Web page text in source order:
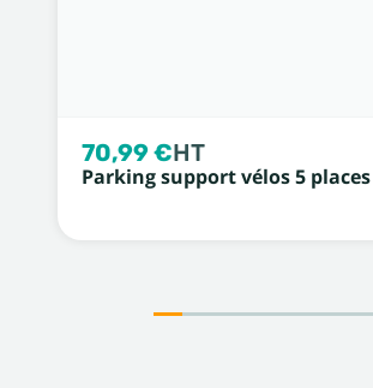
70,99 €HT
Parking support vélos 5 places